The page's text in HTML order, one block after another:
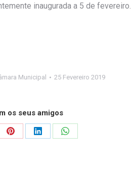
inaugurada a 5 de fevereiro.
Municipal 25 Fevereiro 2019
os seus amigos
Share
Share
Share